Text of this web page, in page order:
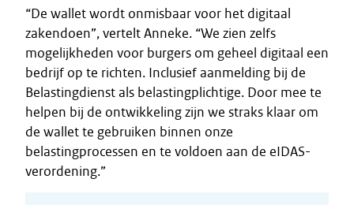
“De wallet wordt onmisbaar voor het digitaal
zakendoen”, vertelt Anneke. “We zien zelfs
mogelijkheden voor burgers om geheel digitaal een
bedrijf op te richten. Inclusief aanmelding bij de
Belastingdienst als belastingplichtige. Door mee te
helpen bij de ontwikkeling zijn we straks klaar om
de wallet te gebruiken binnen onze
belastingprocessen en te voldoen aan de eIDAS-
verordening.”